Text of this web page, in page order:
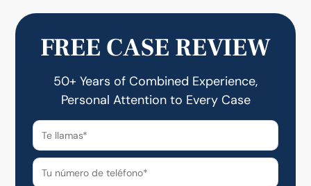
FREE CASE REVIEW
50+ Years of Combined Experience,
Personal Attention to Every Case